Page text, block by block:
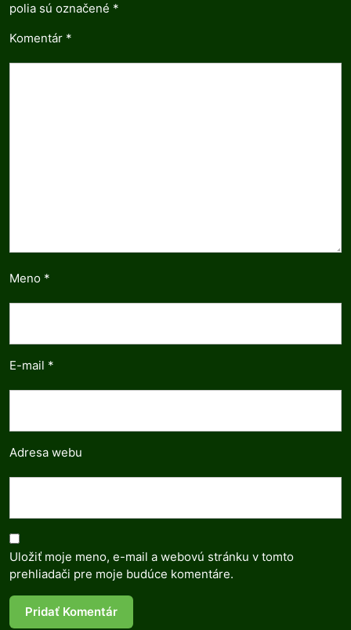
polia sú označené *
Komentár *
Meno *
E-mail *
Adresa webu
Uložiť moje meno, e-mail a webovú stránku v tomto
prehliadači pre moje budúce komentáre.